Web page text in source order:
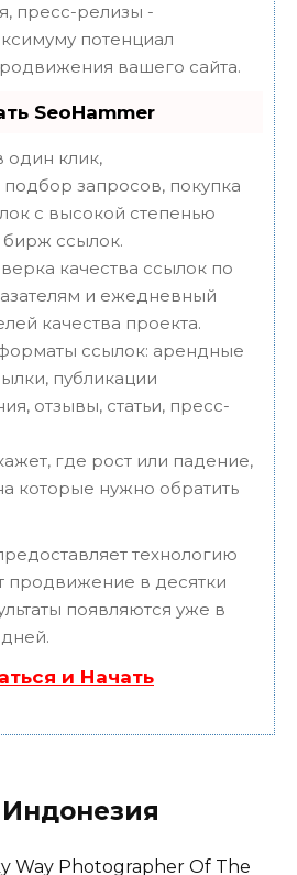
пресс-релизы -
потенциал
вашего сайта.
SeoHammer
клик,
подбор запросов, покупка
с высокой степенью
бирж ссылок.
качества ссылок по
и ежедневный
качества проекта.
ссылок: арендные
публикации
отзывы, статьи, пресс-
где рост или падение,
которые нужно обратить
технологию
продвижение в десятки
появляются уже в
и Начать